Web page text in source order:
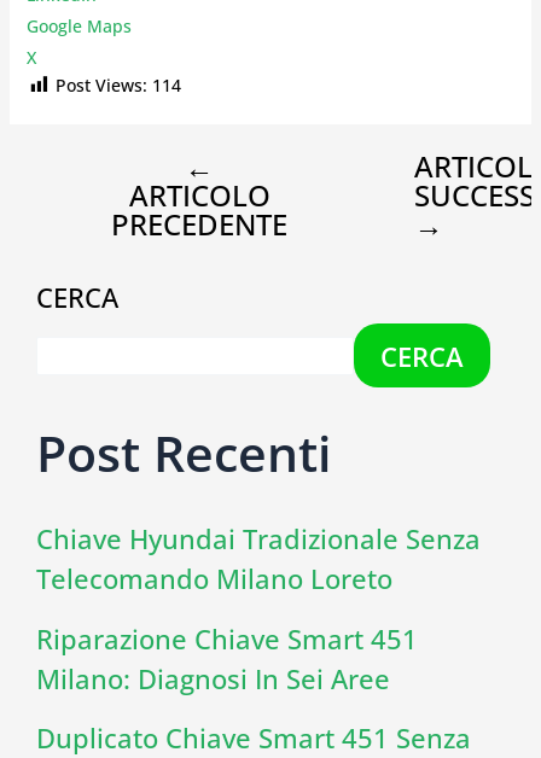
Google Maps
X
Post Views: 114
←
ARTICOLO
PRECEDENTE →
CERCA
CERCA
Post Recenti
Chiave Hyundai Tradizionale Senza
Telecomando Milano Loreto
Riparazione Chiave Smart 451
Milano: Diagnosi In Sei Aree
Duplicato Chiave Smart 451 Senza